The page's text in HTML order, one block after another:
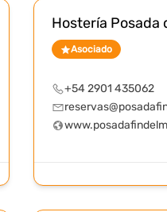
Hostería Posada
Asociado
+54 2901 435062